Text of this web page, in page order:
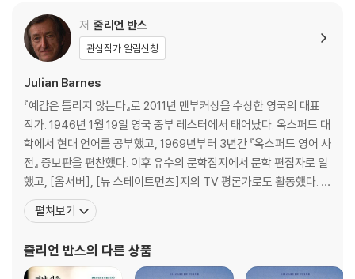
제5장 난파
제6장 산
제8장 상류로!
저 줄리언 반스
관심작가 알림신청
Julian Barnes
『예감은 틀리지 않는다』로 2011년 맨부커상을 수상한 영국의 대표
작가. 1946년 1월 19일 영국 중부 레스터에서 태어났다. 옥스퍼드 대
학에서 현대 언어를 공부했고, 1969년부터 3년간 『옥스퍼드 영어 사
전』 증보판을 편찬했다. 이후 유수의 문학잡지에서 문학 편집자로 일
했고, [옵서버], [뉴 스테이트먼츠]지의 TV 평론가로도 활동했다. 1
980년에 출간된 첫 장편소설 『메트로랜드』로 서머싯몸상을 받으며
화려하게 등단해, 『나를 만나기 전 그녀는』 『플로베르의 앵무새』 『태
슴도치』 『잉글랜
펼쳐보기
줄리언 반스의 다른 상품